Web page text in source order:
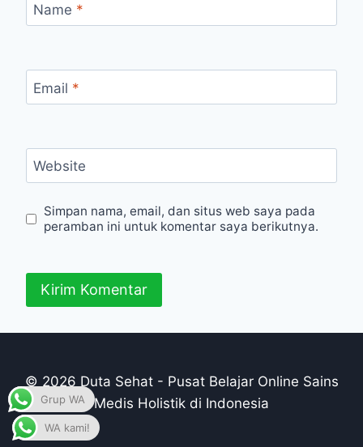
Name *
Email *
Website
Simpan nama, email, dan situs web saya pada
peramban ini untuk komentar saya berikutnya.
© 2026 Duta Sehat - Pusat Belajar Online Sains
Medis Holistik di Indonesia
WA kami!
Grup WA